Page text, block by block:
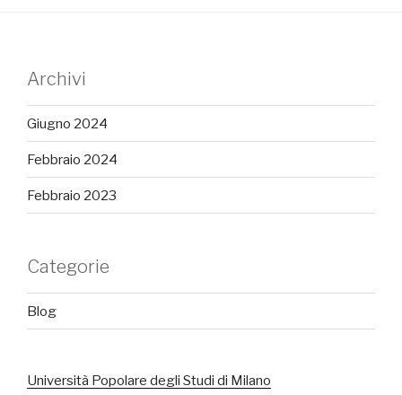
Archivi
Giugno 2024
Febbraio 2024
Febbraio 2023
Categorie
Blog
Università Popolare degli Studi di Milano